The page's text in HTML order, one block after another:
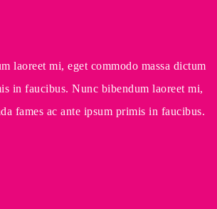
laoreet mi, eget commodo massa dictum
in faucibus. Nunc bibendum laoreet mi,
fames ac ante ipsum primis in faucibus.